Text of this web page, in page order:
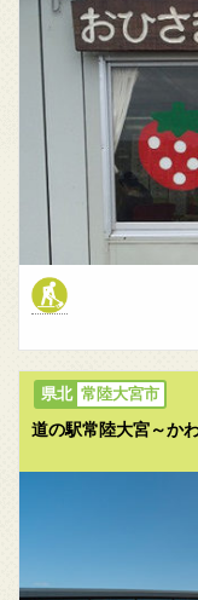
常陸大宮市
道の駅常陸大宮～か